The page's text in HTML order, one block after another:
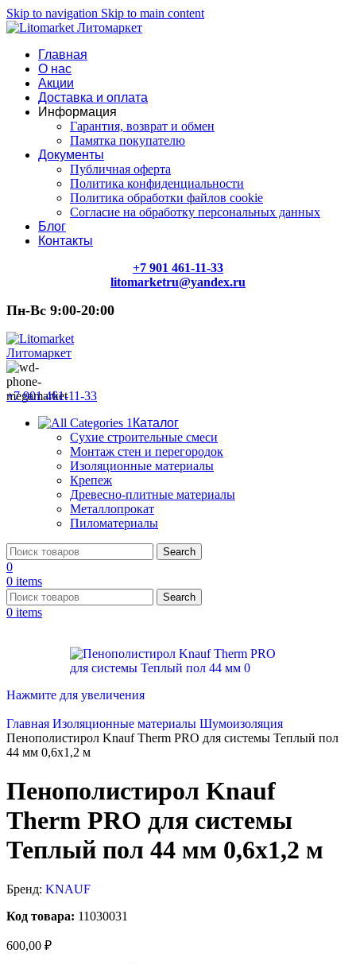
Skip to navigation Skip to main content
Главная
О нас
Акции
Доставка и оплата
Информация
Гарантия, возврат и обмен
Памятка покупателю
Документы
Публичная оферта
Политика конфиденциальности
Политика обработки файлов cookie
Согласие на обработку персональных данных
Блог
Контакты
+7 901 461-11-33
litomarketru@yandex.ru
Пн-Вс 9:00-20:00
+7 901 461-11-33
Каталог
Сухие строительные смеси
Монтаж стен и перегородок
Изоляционные материалы
Крепеж
Древесно-плитные материалы
Металлопрокат
Пиломатериалы
Search
0
0 items
Search
0 items
Нажмите для увеличения
Главная Изоляционные материалы Шумоизоляция
Пенополистирол Knauf Therm PRO для системы Теплый пол
44 мм 0,6х1,2 м
Пенополистирол Knauf
Therm PRO для системы
Теплый пол 44 мм 0,6х1,2 м
Бренд: KNAUF
Код товара: 11030031
600,00 ₽